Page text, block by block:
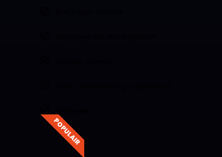
POPULAIR